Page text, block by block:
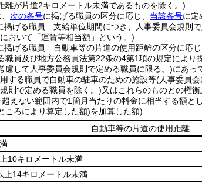
離が片道2キロメートル未満であるものを除く。)
次の各号に掲げる職員の区分に応じ、 当該各号に定
掲げる職員 支給単位期間につき、人事委員会規則
において「運賃等相当額」という。)
掲げる職員 自動車等の片道の使用距離の区分に応じ
職員及び地方公務員法第22条の4第1項の規定により
慮して人事委員会規則で定める職員に限る。)にあっ
する職員で自動車の駐車のための施設等(人事委員
則で定める職員を除く。)又はこれらのものとの権
えない範囲内で1箇月当たりの料金に相当する額と
ころにより算定した額)を加算した額)
自動車等の片道の使用距離
10キロメートル未満
上14キロメートル未満